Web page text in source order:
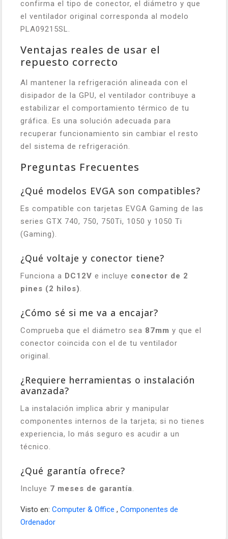
confirma el tipo de conector, el diámetro y que
el ventilador original corresponda al modelo
PLA09215SL.
Ventajas reales de usar el
repuesto correcto
Al mantener la refrigeración alineada con el
disipador de la GPU, el ventilador contribuye a
estabilizar el comportamiento térmico de tu
gráfica. Es una solución adecuada para
recuperar funcionamiento sin cambiar el resto
del sistema de refrigeración.
Preguntas Frecuentes
¿Qué modelos EVGA son compatibles?
Es compatible con tarjetas EVGA Gaming de las
series GTX 740, 750, 750Ti, 1050 y 1050 Ti
(Gaming).
¿Qué voltaje y conector tiene?
Funciona a DC12V e incluye conector de 2
pines (2 hilos).
¿Cómo sé si me va a encajar?
Comprueba que el diámetro sea 87mm y que el
conector coincida con el de tu ventilador
original.
¿Requiere herramientas o instalación
avanzada?
La instalación implica abrir y manipular
componentes internos de la tarjeta; si no tienes
experiencia, lo más seguro es acudir a un
técnico.
¿Qué garantía ofrece?
Incluye 7 meses de garantía.
Visto en: Computer & Office , Componentes de
Ordenador